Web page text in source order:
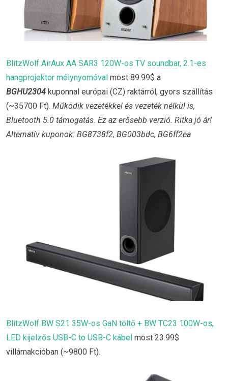
BlitzWolf AirAux AA SAR3 120W-os TV soundbar, 2.1-es
hangprojektor mélynyomóval most 89.99$ a
BGHU2304 kuponnal európai (CZ) raktárról, gyors szállítás
(~35700 Ft). Működik vezetékkel és vezeték nélkül is,
Bluetooth 5.0 támogatás. Ez az erősebb verzió. Ritka jó ár!
Alternatív kuponok: BG8738f2, BG003bdc, BG6ff2ea
BlitzWolf BW S21 35W-os GaN töltő + BW TC23 100W-os,
LED kijelzős USB-C to USB-C kábel most 23.99$
villámakcióban (~9800 Ft).